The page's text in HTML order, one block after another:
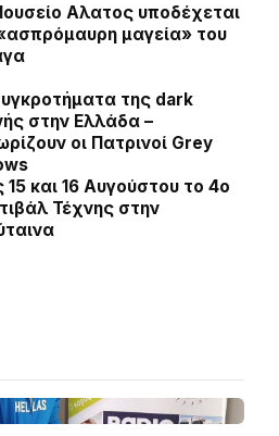
Αλατος υποδέχεται
μαγεία» του
της dark
στην Ελλάδα –
οι Πατρινοί Grey
15 και 16 Αυγούστου το 4ο
Τέχνης στην